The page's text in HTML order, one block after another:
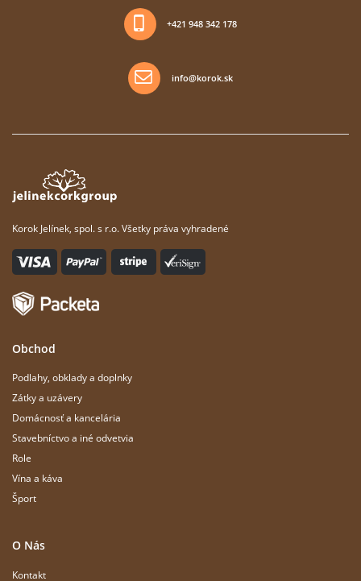
+421 948 342 178
info@korok.sk
Korok Jelínek, spol. s r.o. Všetky práva vyhradené
Obchod
Podlahy, obklady a doplnky
Zátky a uzávery
Domácnosť a kancelária
Stavebníctvo a iné odvetvia
Role
Vína a káva
Šport
O Nás
Kontakt